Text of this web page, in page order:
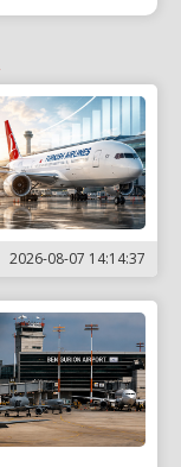
2026-08-07 14:14:37